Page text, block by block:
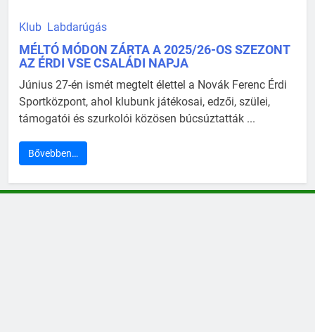
Klub Labdarúgás
MÉLTÓ MÓDON ZÁRTA A 2025/26-OS SZEZONT
AZ ÉRDI VSE CSALÁDI NAPJA
Június 27-én ismét megtelt élettel a Novák Ferenc Érdi
Sportközpont, ahol klubunk játékosai, edzői, szülei,
támogatói és szurkolói közösen búcsúztatták ...
Bővebben…